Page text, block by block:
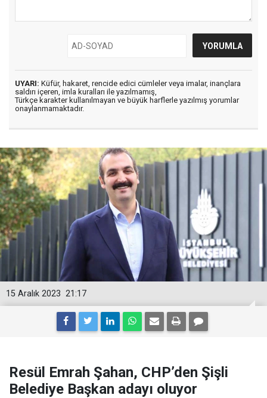
UYARI: Küfür, hakaret, rencide edici cümleler veya imalar, inançlara
saldırı içeren, imla kuralları ile yazılmamış,
Türkçe karakter kullanılmayan ve büyük harflerle yazılmış yorumlar
onaylanmamaktadır.
21:17
15 Aralık 2023
Resül Emrah Şahan, CHP’den Şişli
Belediye Başkan adayı oluyor